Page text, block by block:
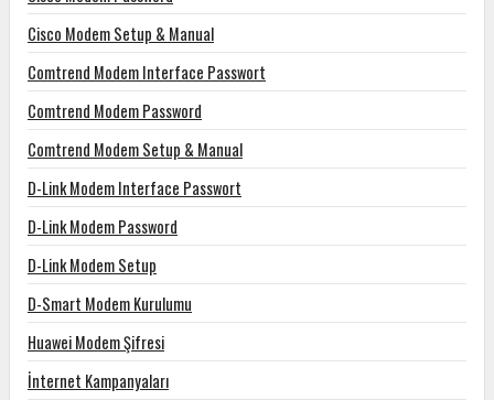
Cisco Modem Setup & Manual
Comtrend Modem Interface Passwort
Comtrend Modem Password
Comtrend Modem Setup & Manual
D-Link Modem Interface Passwort
D-Link Modem Password
D-Link Modem Setup
D-Smart Modem Kurulumu
Huawei Modem Şifresi
İnternet Kampanyaları